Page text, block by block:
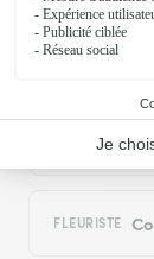
FLEURISTES
FLEURISTE